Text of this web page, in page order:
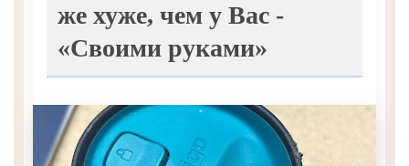
же хуже, чем у Вас -
«Своими руками»